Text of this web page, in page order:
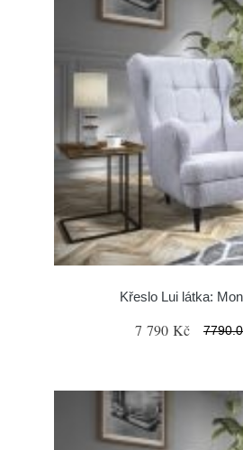
Křeslo Lui látka:
7 790 Kč